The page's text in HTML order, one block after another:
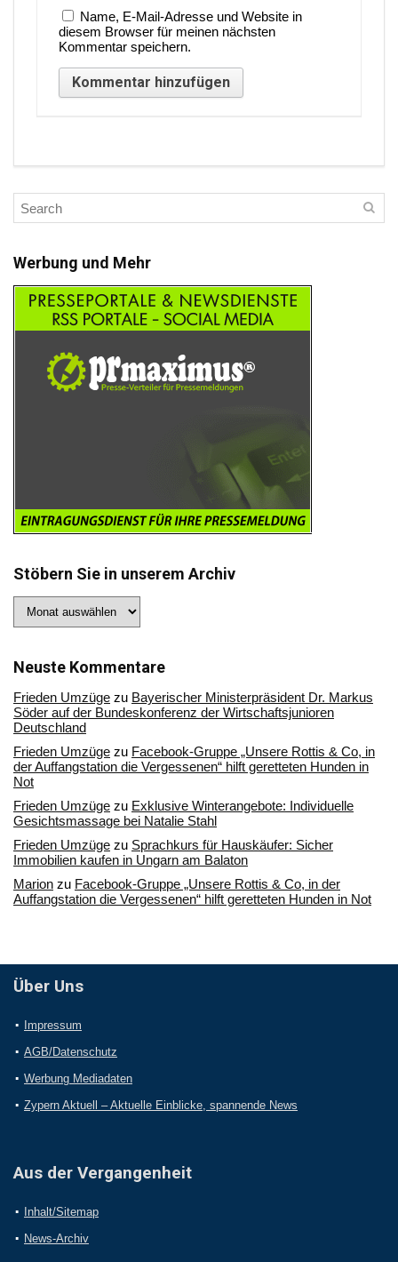
Name, E-Mail-Adresse und Website in
diesem Browser für meinen nächsten
Kommentar speichern.
Werbung und Mehr
Stöbern Sie in unserem Archiv
Sie
Archiv
Neuste Kommentare
Frieden Umzüge zu Bayerischer Ministerpräsident Dr. Markus
Söder auf der Bundeskonferenz der Wirtschaftsjunioren
Deutschland
Frieden Umzüge zu Facebook-Gruppe „Unsere Rottis & Co, in
der Auffangstation die Vergessenen“ hilft geretteten Hunden in
Not
Frieden Umzüge zu Exklusive Winterangebote: Individuelle
Gesichtsmassage bei Natalie Stahl
Frieden Umzüge zu Sprachkurs für Hauskäufer: Sicher
Immobilien kaufen in Ungarn am Balaton
Marion zu Facebook-Gruppe „Unsere Rottis & Co, in der
Auffangstation die Vergessenen“ hilft geretteten Hunden in Not
Über Uns
Impressum
AGB/Datenschutz
Werbung Mediadaten
Zypern Aktuell – Aktuelle Einblicke, spannende News
Aus der Vergangenheit
Inhalt/Sitemap
News-Archiv